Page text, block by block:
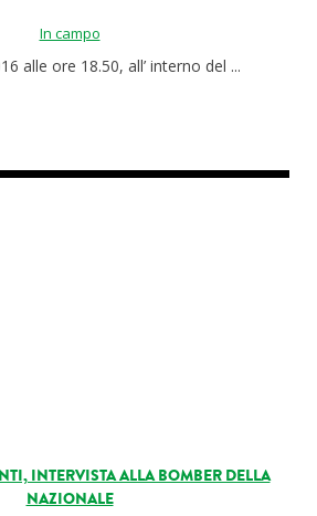
In campo
alle ore 18.50, all’ interno del ...
INTERVISTA ALLA BOMBER DELLA
NAZIONALE